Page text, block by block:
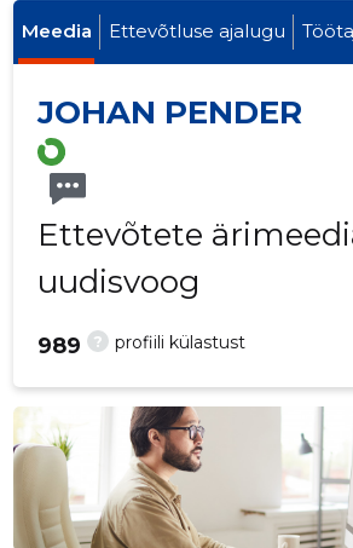
Meedia Ettevõtluse ajalugu
JOHAN PENDER
Ettevõtete
uudisvoog
? profiili külastust
989